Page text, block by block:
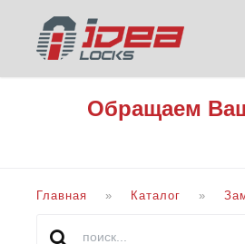
Обращаем
Главная Каталог